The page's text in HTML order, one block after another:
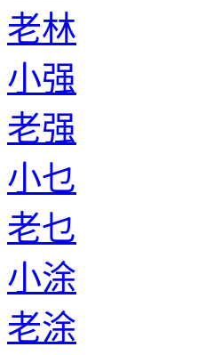
老林
小强
老强
小乜
老乜
小涂
老涂